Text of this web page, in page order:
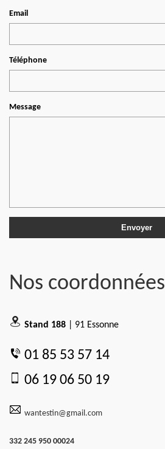
Email
Téléphone
Message
Nos coordonnées
Stand 188 | 91 Essonne
01 85 53 57 14
06 19 06 50 19
wantestin@gmail.com
332 245 950 00024